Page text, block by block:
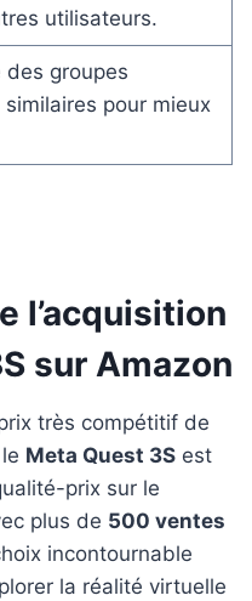
utilisateurs.
des groupes
similaires pour mieux
l’acquisition
sur Amazon
très compétitif de
Meta Quest 3S est
prix sur le
plus de 500 ventes
incontournable
la réalité virtuelle